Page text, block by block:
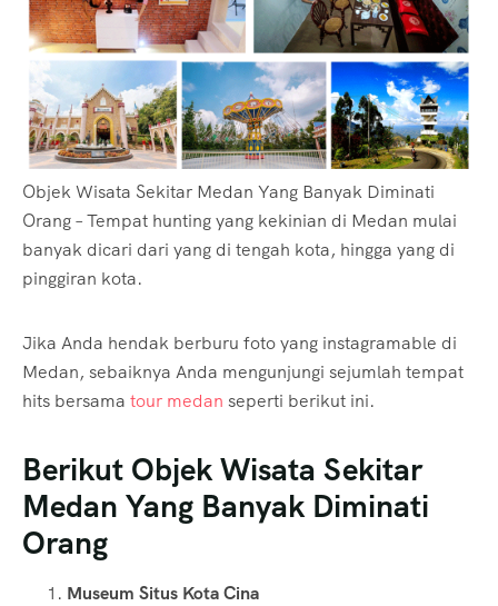
Objek Wisata Sekitar Medan Yang Banyak Diminati
Orang – Tempat hunting yang kekinian di Medan mulai
banyak dicari dari yang di tengah kota, hingga yang di
pinggiran kota.
Jika Anda hendak berburu foto yang instagramable di
Medan, sebaiknya Anda mengunjungi sejumlah tempat
hits bersama tour medan seperti berikut ini.
Berikut Objek Wisata Sekitar
Medan Yang Banyak Diminati
Orang
Museum Situs Kota Cina